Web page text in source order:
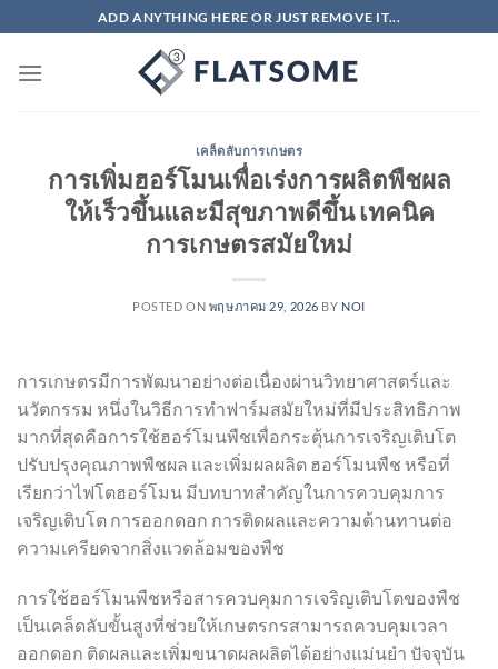
ไป
ADD ANYTHING HERE OR JUST REMOVE IT...
เคล็ดลับการเกษตร
การเพิ่มฮอร์โมนเพื่อเร่งการผลิตพืชผล
ให้เร็วขึ้นและมีสุขภาพดีขึ้น เทคนิค
การเกษตรสมัยใหม่
POSTED ON พฤษภาคม 29, 2026 BY NOI
การเกษตรมีการพัฒนาอย่างต่อเนื่องผ่านวิทยาศาสตร์และ
นวัตกรรม หนึ่งในวิธีการทำฟาร์มสมัยใหม่ที่มีประสิทธิภาพ
มากที่สุดคือการใช้ฮอร์โมนพืชเพื่อกระตุ้นการเจริญเติบโต
ปรับปรุงคุณภาพพืชผล และเพิ่มผลผลิต ฮอร์โมนพืช หรือที่
เรียกว่าไฟโตฮอร์โมน มีบทบาทสำคัญในการควบคุมการ
เจริญเติบโต การออกดอก การติดผลและความต้านทานต่อ
ความเครียดจากสิ่งแวดล้อมของพืช
การใช้ฮอร์โมนพืชหรือสารควบคุมการเจริญเติบโตของพืช
เป็นเคล็ดลับขั้นสูงที่ช่วยให้เกษตรกรสามารถควบคุมเวลา
ออกดอก ติดผลและเพิ่มขนาดผลผลิตได้อย่างแม่นยำ ปัจจุบัน